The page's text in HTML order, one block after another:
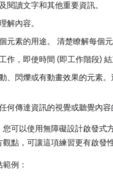
閱讀文字和其他重要資訊。
解內容。
元素的用途。 清楚瞭解每個
作，即使時間 (即工作階段) 結
、閃爍或有動畫效果的元素
何傳達資訊的視覺或聽覺內容
可以使用無障礙設計啟發式
點，可讓這項練習更有啟發性
例：